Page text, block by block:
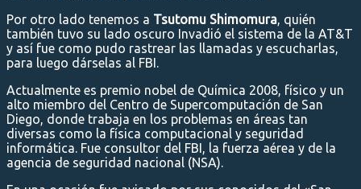
Por otro lado tenemos a Tsutomu Shimomura, quién
también tuvo su lado oscuro Invadió el sistema de la AT&T
y así fue como pudo rastrear las llamadas y escucharlas,
para luego dárselas al FBI.
Actualmente es premio nobel de Química 2008, físico y un
alto miembro del Centro de Supercomputación de San
Diego, donde trabaja en los problemas en áreas tan
diversas como la física computacional y seguridad
informática. Fue consultor del FBI, la fuerza aérea y de la
agencia de seguridad nacional (NSA).